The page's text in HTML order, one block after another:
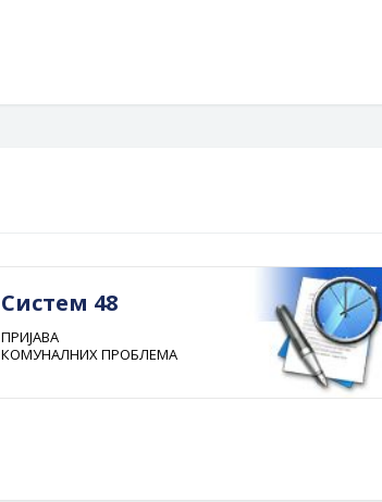
Систем 48
ПРИЈАВА
КОМУНАЛНИХ ПРОБЛЕМА